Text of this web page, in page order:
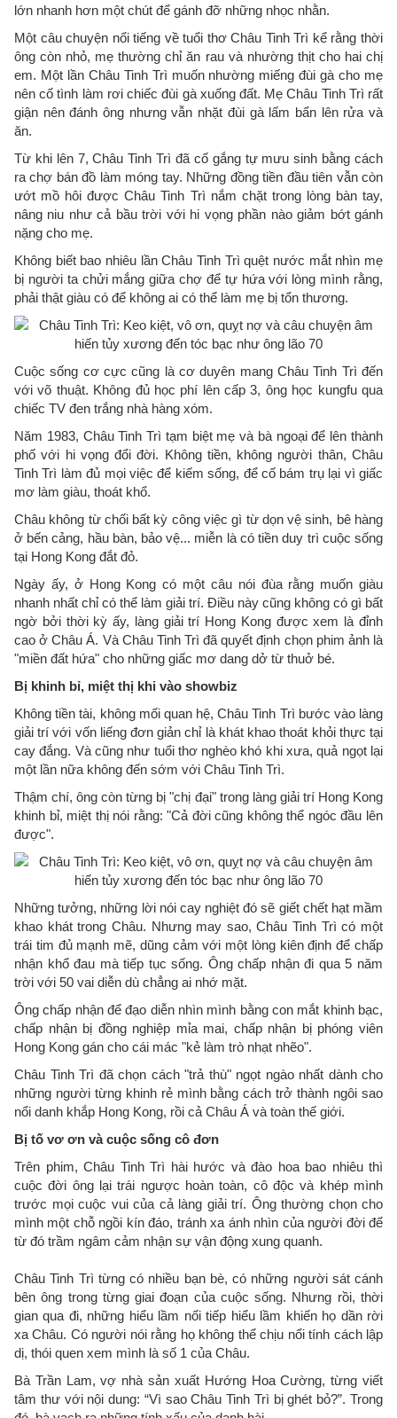
lớn nhanh hơn một chút để gánh đỡ những nhọc nhằn.
Một câu chuyện nổi tiếng về tuổi thơ Châu Tinh Trì kể rằng thời
ông còn nhỏ, mẹ thường chỉ ăn rau và nhường thịt cho hai chị
em. Một lần Châu Tinh Trì muốn nhường miếng đùi gà cho mẹ
nên cố tình làm rơi chiếc đùi gà xuống đất. Mẹ Châu Tinh Trì rất
giận nên đánh ông nhưng vẫn nhặt đùi gà lấm bẩn lên rửa và
ăn.
Từ khi lên 7, Châu Tinh Trì đã cố gắng tự mưu sinh bằng cách
ra chợ bán đồ làm móng tay. Những đồng tiền đầu tiên vẫn còn
ướt mồ hôi được Châu Tinh Trì nắm chặt trong lòng bàn tay,
nâng niu như cả bầu trời với hi vọng phần nào giảm bớt gánh
nặng cho mẹ.
Không biết bao nhiêu lần Châu Tinh Trì quệt nước mắt nhìn mẹ
bị người ta chửi mắng giữa chợ để tự hứa với lòng mình rằng,
phải thật giàu có để không ai có thể làm mẹ bị tổn thương.
Cuộc sống cơ cực cũng là cơ duyên mang Châu Tinh Trì đến
với võ thuật. Không đủ học phí lên cấp 3, ông học kungfu qua
chiếc TV đen trắng nhà hàng xóm.
Năm 1983, Châu Tinh Trì tạm biệt mẹ và bà ngoại để lên thành
phố với hi vọng đổi đời. Không tiền, không người thân, Châu
Tinh Trì làm đủ mọi việc để kiếm sống, để cố bám trụ lại vì giấc
mơ làm giàu, thoát khổ.
Châu không từ chối bất kỳ công việc gì từ dọn vệ sinh, bê hàng
ở bến cảng, hầu bàn, bảo vệ... miễn là có tiền duy trì cuộc sống
tại Hong Kong đắt đỏ.
Ngày ấy, ở Hong Kong có một câu nói đùa rằng muốn giàu
nhanh nhất chỉ có thể làm giải trí. Điều này cũng không có gì bất
ngờ bởi thời kỳ ấy, làng giải trí Hong Kong được xem là đỉnh
cao ở Châu Á. Và Châu Tinh Trì đã quyết định chọn phim ảnh là
"miền đất hứa" cho những giấc mơ dang dở từ thuở bé.
Bị khinh bỉ, miệt thị khi vào showbiz
Không tiền tài, không mối quan hệ, Châu Tinh Trì bước vào làng
giải trí với vốn liếng đơn giản chỉ là khát khao thoát khỏi thực tại
cay đắng. Và cũng như tuổi thơ nghèo khó khi xưa, quả ngọt lại
một lần nữa không đến sớm với Châu Tinh Trì.
Thậm chí, ông còn từng bị "chị đại" trong làng giải trí Hong Kong
khinh bỉ, miệt thị nói rằng: "Cả đời cũng không thể ngóc đầu lên
được".
Những tưởng, những lời nói cay nghiệt đó sẽ giết chết hạt mầm
khao khát trong Châu. Nhưng may sao, Châu Tinh Trì có một
trái tim đủ mạnh mẽ, dũng cảm với một lòng kiên định để chấp
nhận khổ đau mà tiếp tục sống. Ông chấp nhận đi qua 5 năm
trời với 50 vai diễn dù chẳng ai nhớ mặt.
Ông chấp nhận để đạo diễn nhìn mình bằng con mắt khinh bạc,
chấp nhận bị đồng nghiệp mỉa mai, chấp nhận bị phóng viên
Hong Kong gán cho cái mác "kẻ làm trò nhạt nhẽo".
Châu Tinh Trì đã chọn cách "trả thù" ngọt ngào nhất dành cho
những người từng khinh rẻ mình bằng cách trở thành ngôi sao
nổi danh khắp Hong Kong, rồi cả Châu Á và toàn thế giới.
Bị tố vơ ơn và cuộc sống cô đơn
Trên phim, Châu Tinh Trì hài hước và đào hoa bao nhiêu thì
cuộc đời ông lại trái ngược hoàn toàn, cô độc và khép mình
trước mọi cuộc vui của cả làng giải trí. Ông thường chọn cho
mình một chỗ ngồi kín đáo, tránh xa ánh nhìn của người đời để
từ đó trầm ngâm cảm nhận sự vận động xung quanh.
Châu Tinh Trì từng có nhiều bạn bè, có những người sát cánh
bên ông trong từng giai đoạn của cuộc sống. Nhưng rồi, thời
gian qua đi, những hiểu lầm nối tiếp hiểu lầm khiến họ dần rời
xa Châu. Có người nói rằng họ không thể chịu nổi tính cách lập
dị, thói quen xem mình là số 1 của Châu.
Bà Trần Lam, vợ nhà sản xuất Hướng Hoa Cường, từng viết
tâm thư với nội dung: “Vì sao Châu Tinh Trì bị ghét bỏ?”. Trong